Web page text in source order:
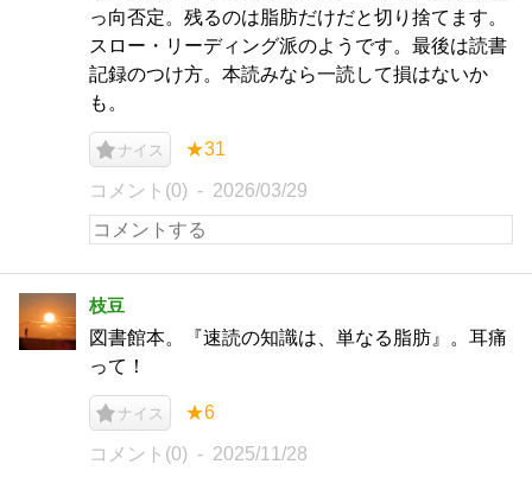
っ向否定。残るのは脂肪だけだと切り捨てます。
スロー・リーディング派のようです。最後は読書
記録のつけ方。本読みなら一読して損はないか
も。
ナイス ★31
コメント(0) 2026/03/29
枝豆
図書館本。『速読の知識は、単なる脂肪』。耳痛
って！
ナイス ★6
コメント(0) 2025/11/28